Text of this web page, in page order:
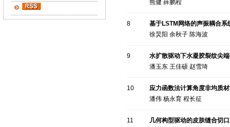
熊健 薛鹏程
8
基于LSTM网络的声振耦合系
徐炅阳 余秋子 陈海波
9
水扩散驱动下水凝胶裂纹尖
潘玉东 王佳硕 赵雪琦
10
应力函数法计算角度非均质
潘伟 杨永育 程长征
11
几何构型驱动的皮肤缝合切